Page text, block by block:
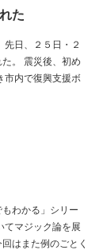
た
先日、２５日・２
。 震災後、初め
市内で復興支援ボ
わかる」シリー
てマジック論を展
はまた例のごとく